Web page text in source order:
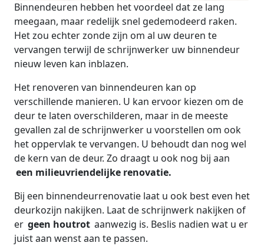
Binnendeuren hebben het voordeel dat ze lang
meegaan, maar redelijk snel gedemodeerd raken.
Het zou echter zonde zijn om al uw deuren te
vervangen terwijl de schrijnwerker uw binnendeur
nieuw leven kan inblazen.
Het renoveren van binnendeuren kan op
verschillende manieren. U kan ervoor kiezen om de
deur te laten overschilderen, maar in de meeste
gevallen zal de schrijnwerker u voorstellen om ook
het oppervlak te vervangen. U behoudt dan nog wel
de kern van de deur. Zo draagt u ook nog bij aan
een milieuvriendelijke renovatie.
Bij een binnendeurrenovatie laat u ook best even het
deurkozijn nakijken. Laat de schrijnwerk nakijken of
er geen houtrot aanwezig is. Beslis nadien wat u er
juist aan wenst aan te passen.